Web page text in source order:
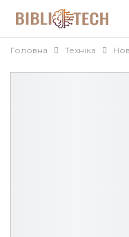
Головна Техніка